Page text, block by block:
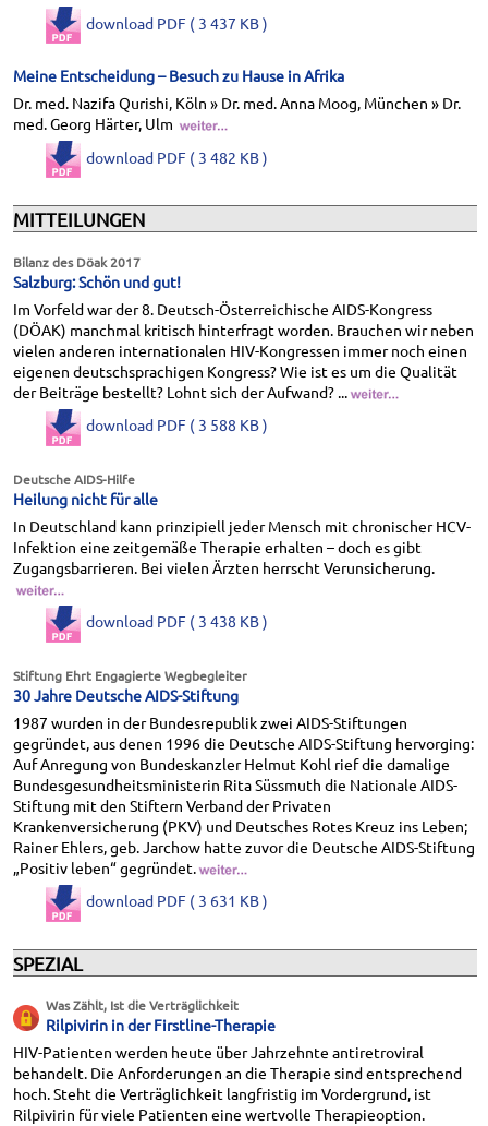
download PDF ( 3 437 KB )
Meine Entscheidung – Besuch zu Hause in Afrika
Dr. med. Nazifa Qurishi, Köln » Dr. med. Anna Moog, München » Dr.
med. Georg Härter, Ulm
download PDF ( 3 482 KB )
MITTEILUNGEN
Bilanz des Döak 2017
Salzburg: Schön und gut!
Im Vorfeld war der 8. Deutsch-Österreichische AIDS-Kongress
(DÖAK) manchmal kritisch hinterfragt worden. Brauchen wir neben
vielen anderen internationalen HIV-Kongressen immer noch einen
eigenen deutschsprachigen Kongress? Wie ist es um die Qualität
der Beiträge bestellt? Lohnt sich der Aufwand? ...
download PDF ( 3 588 KB )
Deutsche AIDS-Hilfe
Heilung nicht für alle
In Deutschland kann prinzipiell jeder Mensch mit chronischer HCV-
Infektion eine zeitgemäße Therapie erhalten – doch es gibt
Zugangsbarrieren. Bei vielen Ärzten herrscht Verunsicherung.
download PDF ( 3 438 KB )
Stiftung Ehrt Engagierte Wegbegleiter
30 Jahre Deutsche AIDS-Stiftung
1987 wurden in der Bundesrepublik zwei AIDS-Stiftungen
gegründet, aus denen 1996 die Deutsche AIDS-Stiftung hervorging:
Auf Anregung von Bundeskanzler Helmut Kohl rief die damalige
Bundesgesundheitsministerin Rita Süssmuth die Nationale AIDS-
Stiftung mit den Stiftern Verband der Privaten
Krankenversicherung (PKV) und Deutsches Rotes Kreuz ins Leben;
Rainer Ehlers, geb. Jarchow hatte zuvor die Deutsche AIDS-Stiftung
„Positiv leben“ gegründet.
download PDF ( 3 631 KB )
SPEZIAL
Was Zählt, Ist die Verträglichkeit
Rilpivirin in der Firstline-Therapie
HIV-Patienten werden heute über Jahrzehnte antiretroviral
behandelt. Die Anforderungen an die Therapie sind entsprechend
hoch. Steht die Verträglichkeit langfristig im Vordergrund, ist
Rilpivirin für viele Patienten eine wertvolle Therapieoption.